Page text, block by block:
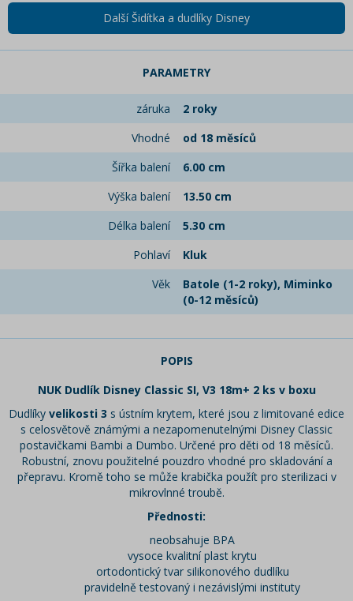
Další Šidítka a dudlíky Disney
PARAMETRY
záruka
2 roky
Vhodné
od 18 měsíců
Šířka balení
6.00 cm
Výška balení
13.50 cm
Délka balení
5.30 cm
Pohlaví
Kluk
Věk
Batole (1-2 roky), Miminko
(0-12 měsíců)
POPIS
NUK Dudlík Disney Classic SI, V3 18m+ 2 ks v boxu
Dudlíky velikosti 3 s ústním krytem, které jsou z limitované edice
s celosvětově známými a nezapomenutelnými Disney Classic
postavičkami Bambi a Dumbo. Určené pro děti od 18 měsíců.
Robustní, znovu použitelné pouzdro vhodné pro skladování a
přepravu. Kromě toho se může krabička použít pro sterilizaci v
mikrovlnné troubě.
Přednosti:
neobsahuje BPA
vysoce kvalitní plast krytu
ortodontický tvar silikonového dudlíku
pravidelně testovaný i nezávislými instituty